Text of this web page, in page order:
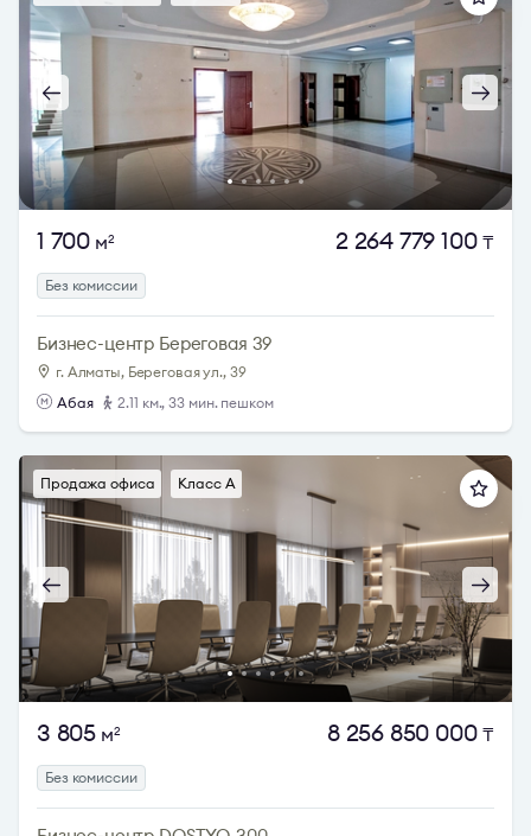
1 700 м2 2 264 779 100₸
Без комиссии
Бизнес-центр Береговая 39
г. Алматы, Береговая ул., 39
Абая
2.11 км., 33 мин. пешком
Продажа офиса Класс A
3 805 м2 8 256 850 000₸
Без комиссии